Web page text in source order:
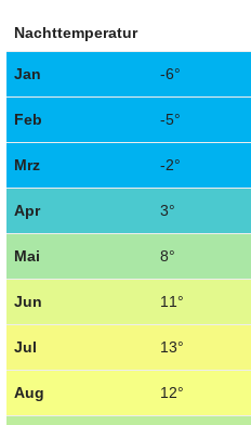
Nachttemperatur
Jan -6°
Feb -5°
Mrz -2°
Apr 3°
Mai 8°
Jun 11°
Jul 13°
Aug 12°